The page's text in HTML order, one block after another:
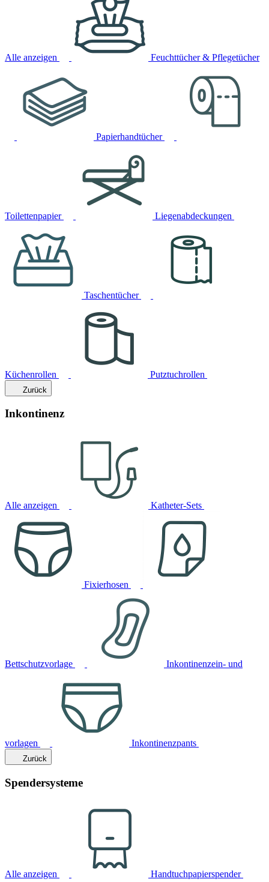
Alle anzeigen Feuchttücher & Pflegetücher
Papierhandtücher
Toilettenpapier Liegenabdeckungen
Taschentücher
Küchenrollen Putztuchrollen
Zurück
Inkontinenz
Alle anzeigen Katheter-Sets
Fixierhosen
Bettschutzvorlage Inkontinenzein- und
vorlagen Inkontinenzpants
Zurück
Spendersysteme
Alle anzeigen Handtuchpapierspender